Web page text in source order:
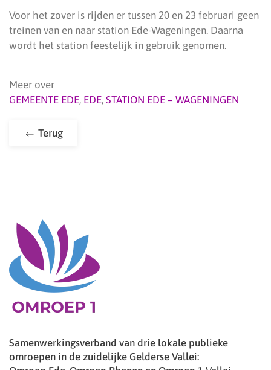
Voor het zover is rijden er tussen 20 en 23 februari geen
treinen van en naar station Ede-Wageningen. Daarna
wordt het station feestelijk in gebruik genomen.
Meer over
GEMEENTE EDE, EDE, STATION EDE – WAGENINGEN
Terug
Samenwerkingsverband van drie lokale publieke
omroepen in de zuidelijke Gelderse Vallei: